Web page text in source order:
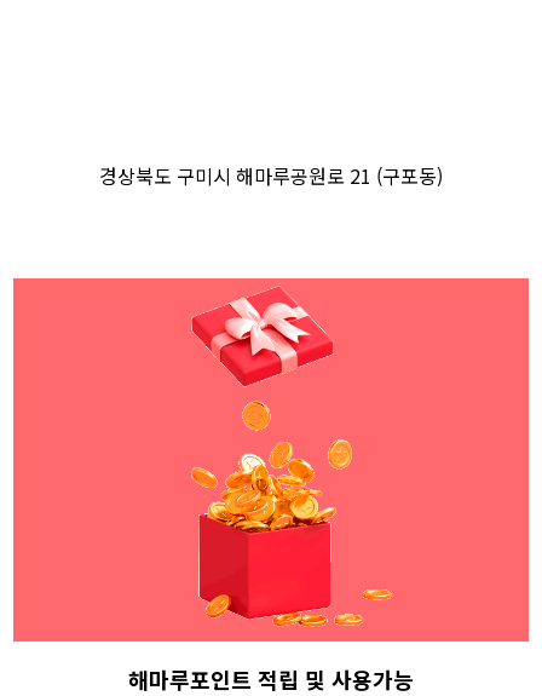
경상북도 구미시 해마루공원로 21 (구포동)
해마루포인트 적립 및 사용가능